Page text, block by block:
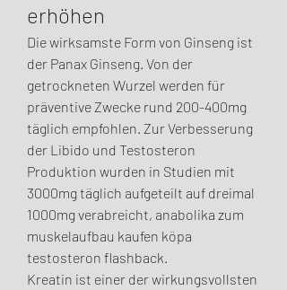
erhöhen
Die wirksamste Form von Ginseng ist
der Panax Ginseng. Von der
getrockneten Wurzel werden für
präventive Zwecke rund 200-400mg
täglich empfohlen. Zur Verbesserung
der Libido und Testosteron
Produktion wurden in Studien mit
3000mg täglich aufgeteilt auf dreimal
1000mg verabreicht, anabolika zum
muskelaufbau kaufen köpa
testosteron flashback.
Kreatin ist einer der wirkungsvollsten